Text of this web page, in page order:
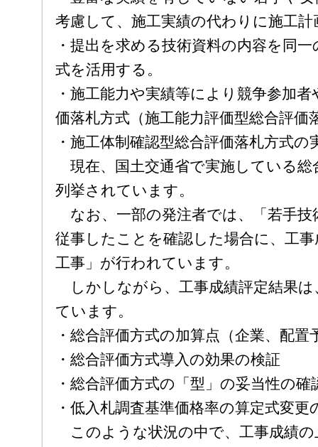
考慮して、施工実績の代わりに施工
・提出を求める技術資料の内容を同
式を活用する。
・施工能力や実績等により競争参加
価落札方式（施工能力評価型総合評価
・施工体制確認型総合評価落札方式の
現在、国土交通省で実施している総
列挙されています。
なお、一部の発注者では、「若手技
従事したことを確認した場合に、工
工事」が行われています。
しかしながら、工事成績評定結果は
ています。
・総合評価方式の加算点（企業、配置
・総合評価方式導入の効果の検証
・総合評価方式の「型」の妥当性の確
・低入札調査基準価格率の算定式変
このような状況の中で、工事成績